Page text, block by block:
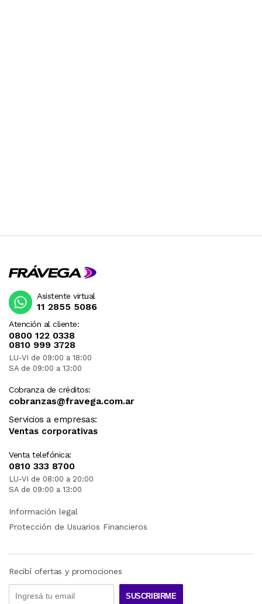
Atención al cliente:
0800 122 0338
0810 999 3728
LU-VI de 09:00 a 18:00
SA de 09:00 a 13:00
Cobranza de créditos:
cobranzas@fravega.com.ar
Servicios a empresas:
Ventas corporativas
Venta telefónica:
0810 333 8700
LU-VI de 08:00 a 20:00
SA de 09:00 a 13:00
Asistente virtual
11 2855 5086
Información legal
Protección de Usuarios Financieros
Recibí ofertas y promociones
SUSCRIBIRME